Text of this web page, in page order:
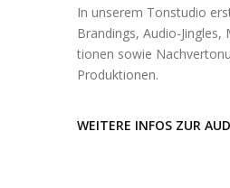
In unserem Tonstudio
Brandings, Audio-
tionen sowie
Produktionen.
WEITERE INFOS ZUR